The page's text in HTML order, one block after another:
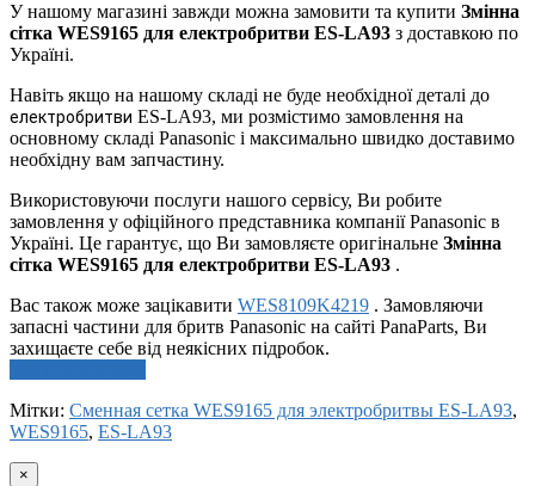
У нашому магазині завжди можна замовити та купити Змінна
сітка WES9165 для електробритви ES-LA93 з доставкою по
Україні.
Навіть якщо на нашому складі не буде необхідної деталі до
електробритви ES-LA93, ми розмістимо замовлення на
основному складі Panasonic і максимально швидко доставимо
необхідну вам запчастину.
Використовуючи послуги нашого сервісу, Ви робите
замовлення у офіційного представника компанії Panasonic в
Україні. Це гарантує, що Ви замовляєте оригінальне Змінна
сітка WES9165 для електробритви ES-LA93 .
Вас також може зацікавити WES8109K4219 . Замовляючи
запасні частини для бритв Panasonic на сайті PanaParts, Ви
захищаєте себе від неякісних підробок.
Мітки: Сменная сетка WES9165 для электробритвы ES-LA93,
WES9165, ES-LA93
×